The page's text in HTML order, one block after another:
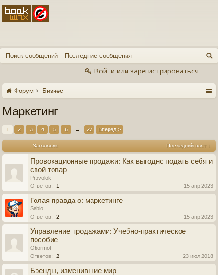
Поиск сообщений Последние сообщения
Войти или зарегистрироваться
Форум Бизнес
Маркетинг
1 2 3 4 5 6 → 22 Вперёд >
Заголовок Последний пост ↓
Провокационные продажи: Как выгодно подать себя и
свой товар
Provolok
Ответов:
1 15 апр 2023
Голая правда о: маркетинге
Sabio
Ответов:
2 15 апр 2023
Управление продажами: Учебно-практическое
пособие
Obormot
Ответов:
2 23 июл 2018
Бренды, изменившие мир